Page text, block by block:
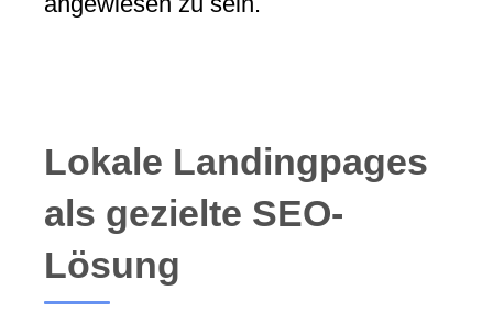
Lokale Landingpages
als gezielte SEO-
Lösung